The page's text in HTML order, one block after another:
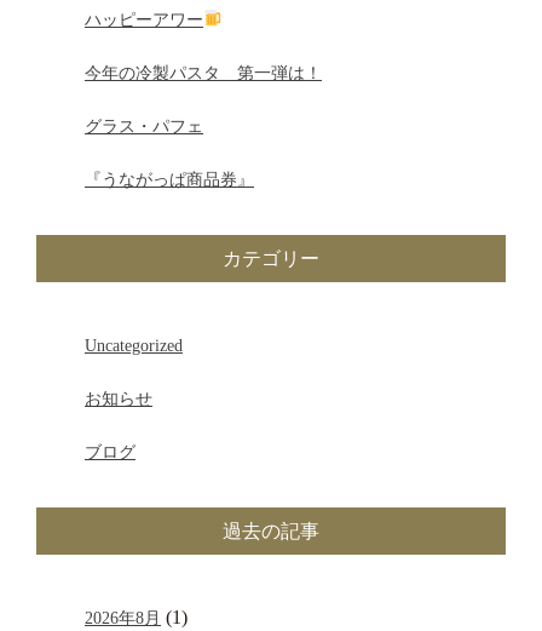
ハッピーアワー
今年の冷製パスタ 第一弾は！
グラス・パフェ
『うながっぱ商品券』
カテゴリー
Uncategorized
お知らせ
ブログ
過去の記事
2026年8月 (1)